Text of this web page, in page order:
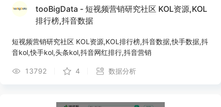
tooBigData - 短视频营销研究社区 KOL资源,KOL
排行榜,抖音数据
短视频营销研究社区 KOL资源,KOL排行榜,抖音数据,快手数据,抖
音kol,快手kol,头条kol,抖音网红排行,抖音营销
13792 4 数据分析